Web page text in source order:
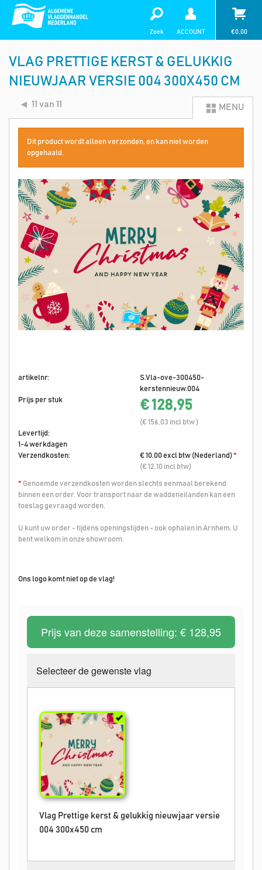
Zoek ACCOUNT €0,00
VLAG PRETTIGE KERST & GELUKKIG
NIEUWJAAR VERSIE 004 300X450 CM
11 van 11 MENU
Dit product wordt alleen verzonden, en kan niet worden
opgehaald.
artikelnr:
S.Vla-ove-300450-
kerstennieuw.004
Prijs per stuk
€ 128,95
(€ 156,03 incl btw )
Levertijd:
1-4 werkdagen
Verzendkosten:
€ 10,00 excl btw (Nederland)*
(€ 12,10 incl btw)
* Genoemde verzendkosten worden slechts eenmaal berekend
binnen een order. Voor transport naar de waddeneilanden kan een
toeslag gevraagd worden.
U kunt uw order - tijdens openingstijden - ook ophalen in Arnhem. U
bent welkom in onze showroom.
Ons logo komt niet op de vlag!
Prijs van deze samenstelling: € 128,95
Selecteer de gewenste vlag
Vlag Prettige kerst & gelukkig nieuwjaar versie
004 300x450 cm